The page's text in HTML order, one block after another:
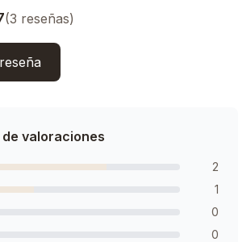
(3 reseñas)
valoraciones
2
1
0
0